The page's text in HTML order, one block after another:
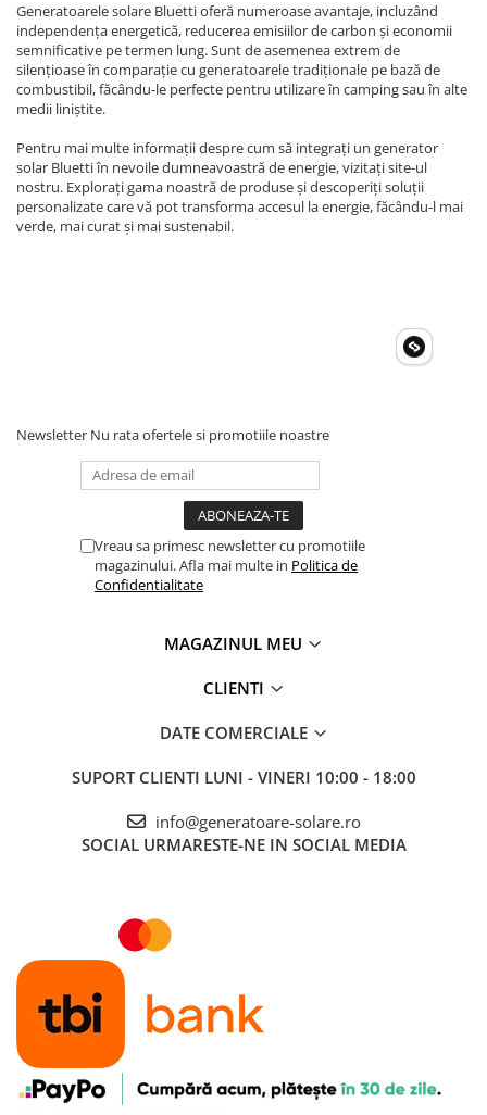
Generatoarele solare Bluetti oferă numeroase avantaje, incluzând
independența energetică, reducerea emisiilor de carbon și economii
semnificative pe termen lung. Sunt de asemenea extrem de
silențioase în comparație cu generatoarele tradiționale pe bază de
combustibil, făcându-le perfecte pentru utilizare în camping sau în alte
medii liniștite.
Pentru mai multe informații despre cum să integrați un generator
solar Bluetti în nevoile dumneavoastră de energie, vizitați site-ul
nostru. Explorați gama noastră de produse și descoperiți soluții
personalizate care vă pot transforma accesul la energie, făcându-l mai
verde, mai curat și mai sustenabil.
Newsletter Nu rata ofertele si promotiile noastre
Vreau sa primesc newsletter cu promotiile
magazinului. Afla mai multe in Politica de
Confidentialitate
MAGAZINUL MEU
CLIENTI
DATE COMERCIALE
SUPORT CLIENTI LUNI - VINERI 10:00 - 18:00
info@generatoare-solare.ro
SOCIAL URMARESTE-NE IN SOCIAL MEDIA